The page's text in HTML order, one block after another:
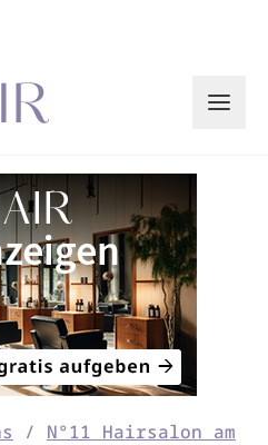
/ N°11 Hairsalon am